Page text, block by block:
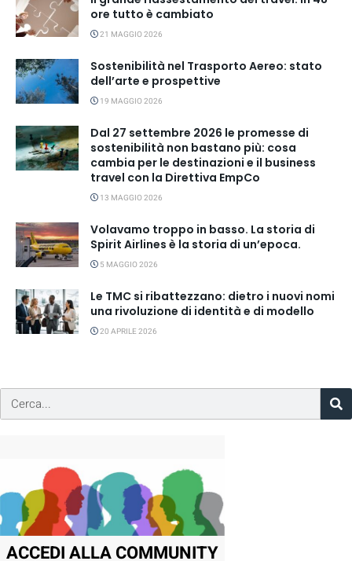
ore tutto è cambiato
21 MAGGIO 2026
Sostenibilità nel Trasporto Aereo: stato
dell’arte e prospettive
19 MAGGIO 2026
Dal 27 settembre 2026 le promesse di
sostenibilità non bastano più: cosa
cambia per le destinazioni e il business
travel con la Direttiva EmpCo
13 MAGGIO 2026
Volavamo troppo in basso. La storia di
Spirit Airlines è la storia di un’epoca.
5 MAGGIO 2026
Le TMC si ribattezzano: dietro i nuovi nomi
una rivoluzione di identità e di modello
20 APRILE 2026
ACCEDI ALLA COMMUNITY